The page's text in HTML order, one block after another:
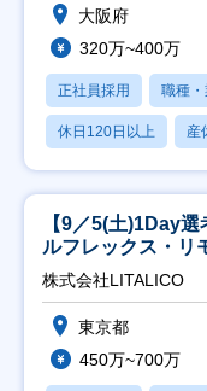
大阪府
320万~400万
正社員採用 職種
休日120日以上 産
【9／5(土)1Day
ルフレックス・リ
株式会社LITALICO
東京都
450万~700万